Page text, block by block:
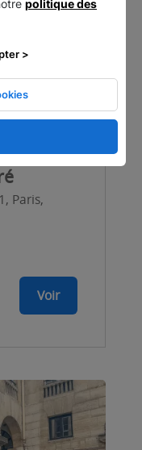
Paris,
Voir
politique des
>